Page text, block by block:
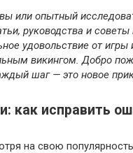
или опытный
руководства и
удовольствие от игры
викингом. Добро
шаг — это новое
как исправить
на свою